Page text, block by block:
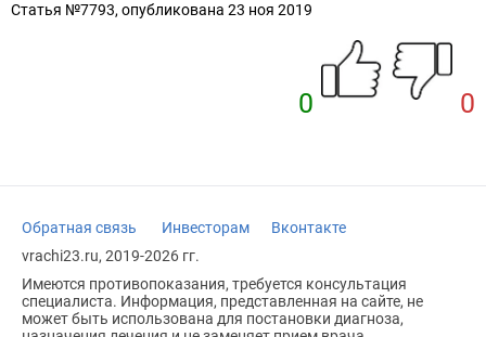
Статья №7793, опубликована 23 ноя 2019
0 0
Обратная связь Инвесторам
Вконтакте
vrachi23.ru, 2019-2026 гг.
Имеются противопоказания, требуется консультация
специалиста. Информация, представленная на сайте, не
может быть использована для постановки диагноза,